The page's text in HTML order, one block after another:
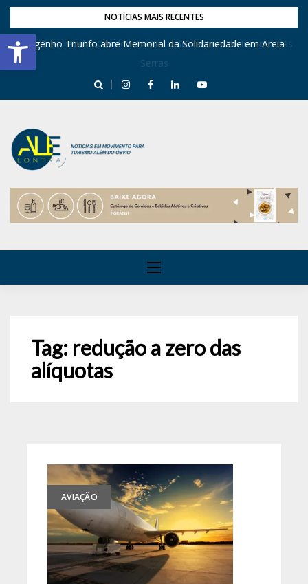
Barra de Ferramentas Aberta
NOTÍCIAS MAIS RECENTES
Engenho Triunfo abre Memorial da Solidariedade em Areia
Tag: redução a zero das
alíquotas
AVIAÇÃO